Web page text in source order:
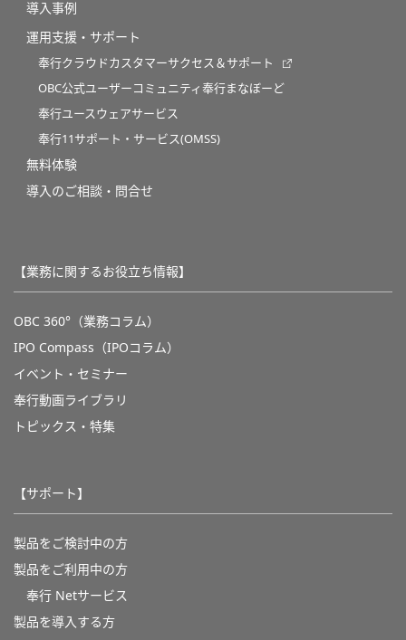
導入事例
運用支援・サポート
奉行クラウドカスタマーサクセス＆サポート
OBC公式ユーザーコミュニティ奉行まなぼーど
奉行ユースウェアサービス
奉行11サポート・サービス(OMSS)
無料体験
導入のご相談・問合せ
【業務に関するお役立ち情報】
OBC 360°（業務コラム）
IPO Compass（IPOコラム）
イベント・セミナー
奉行動画ライブラリ
トピックス・特集
【サポート】
製品をご検討中の方
製品をご利用中の方
奉行 Netサービス
製品を導入する方